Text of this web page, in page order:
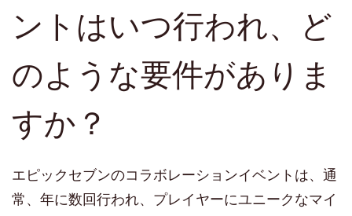
ントはいつ行われ、ど
のような要件がありま
すか？
エピックセブンのコラボレーションイベントは、通
常、年に数回行われ、プレイヤーにユニークなマイ